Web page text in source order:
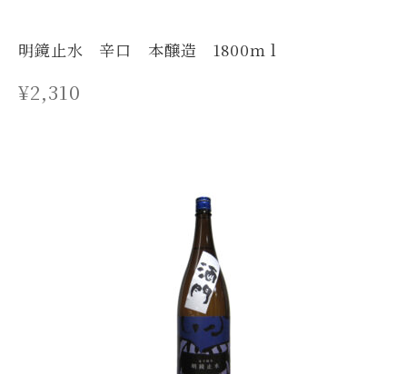
明鏡止水 辛口 本醸造 1800ｍｌ
¥2,310